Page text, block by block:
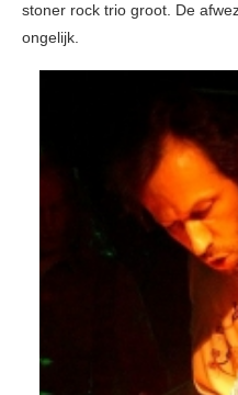
stoner rock trio groot. De
ongelijk.